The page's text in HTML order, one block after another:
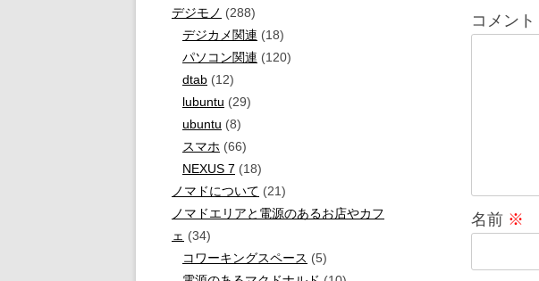
ー
コメント
名前 ※
デジモノ (288)
デジカメ関連 (18)
パソコン関連 (120)
dtab (12)
lubuntu (29)
ubuntu (8)
スマホ (66)
NEXUS 7 (18)
ノマドについて (21)
ノマドエリアと電源のあるお店やカフ
ェ (34)
コワーキングスペース (5)